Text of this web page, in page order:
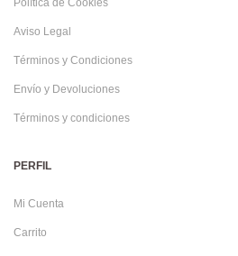
Política de Cookies
Aviso Legal
Términos y Condiciones
Envío y Devoluciones
Términos y condiciones
PERFIL
Mi Cuenta
Carrito